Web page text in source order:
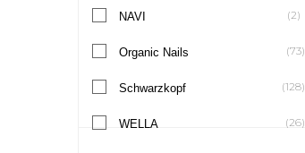
NAVI (2)
Organic Nails (73)
Schwarzkopf (128)
WELLA (26)